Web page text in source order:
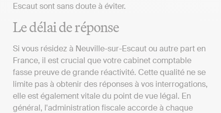
Escaut sont sans doute à éviter.
Le délai de réponse
Si vous résidez à Neuville-sur-Escaut ou autre part en
France, il est crucial que votre cabinet comptable
fasse preuve de grande réactivité. Cette qualité ne se
limite pas à obtenir des réponses à vos interrogations,
elle est également vitale du point de vue légal. En
général, l'administration fiscale accorde à chaque